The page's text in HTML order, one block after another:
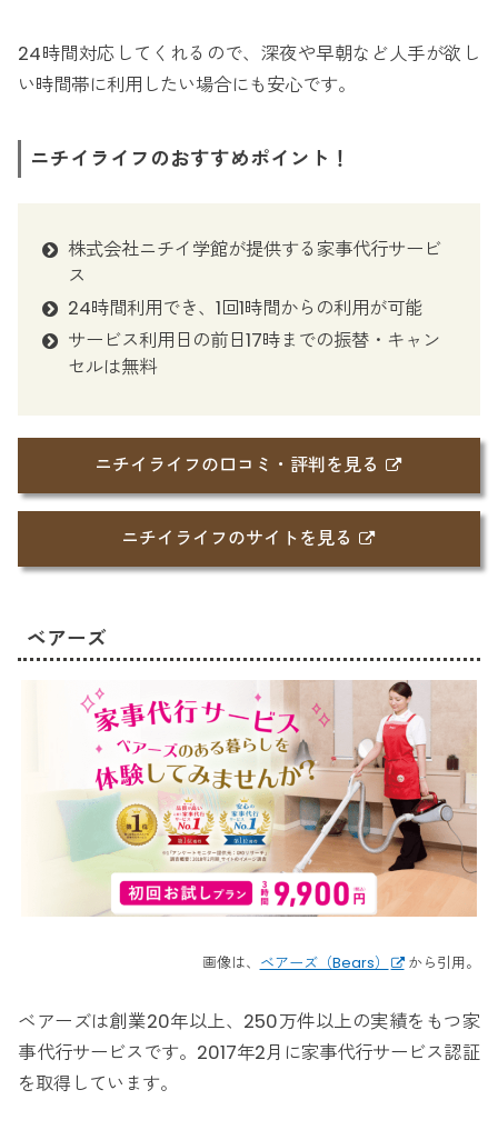
24時間対応してくれるので、深夜や早朝など人手が欲し
い時間帯に利用したい場合にも安心です。
ニチイライフのおすすめポイント！
株式会社ニチイ学館が提供する家事代行サービ
ス
24時間利用でき、1回1時間からの利用が可能
サービス利用日の前日17時までの振替・キャン
セルは無料
ニチイライフの口コミ・評判を見る
ニチイライフのサイトを見る
ベアーズ
画像は、 ベアーズ（Bears） から引用。
ベアーズは創業20年以上、250万件以上の実績をもつ家
事代行サービスです。2017年2月に家事代行サービス認証
を取得しています。